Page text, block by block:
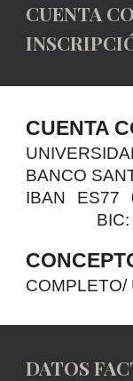
CUENTA
CUENTA
BANCO
IBAN ES77
COMPLETO/
DATOS